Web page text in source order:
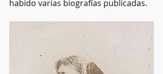
habido varias biografías publicadas.